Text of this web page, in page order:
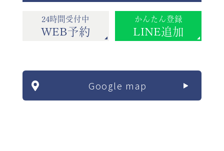
24時間受付中
WEB予約
かんたん登録
LINE追加
Google map